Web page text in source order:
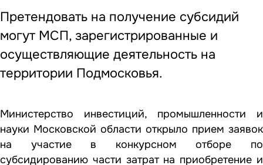
Претендовать на получение субсидий
могут МСП, зарегистрированные и
осуществляющие деятельность на
территории Подмосковья.
Министерство инвестиций, промышленности и
науки Московской области открыло прием заявок
на участие в конкурсном отборе по
субсидированию части затрат на приобретение и